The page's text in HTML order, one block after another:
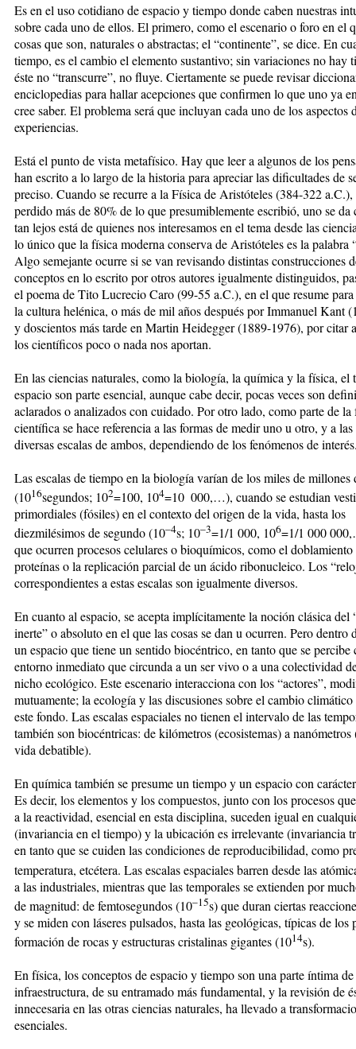
Es en el uso cotidiano de espacio y tiempo donde caben nuestras
sobre cada uno de ellos. El primero, como el escenario o foro en el
cosas que son, naturales o abstractas; el “continente”, se dice. En
tiempo, es el cambio el elemento sustantivo; sin variaciones no hay
éste no “transcurre”, no fluye. Ciertamente se puede revisar
enciclopedias para hallar acepciones que confirmen lo que uno ya
cree saber. El problema será que incluyan cada uno de los aspectos
experiencias.
Está el punto de vista metafísico. Hay que leer a algunos de los
han escrito a lo largo de la historia para apreciar las dificultades de
preciso. Cuando se recurre a la Física de Aristóteles (384-322 a.C.),
perdido más de 80% de lo que presumiblemente escribió, uno se da
tan lejos está de quienes nos interesamos en el tema desde las
lo único que la física moderna conserva de Aristóteles es la palabra
Algo semejante ocurre si se van revisando distintas construcciones
conceptos en lo escrito por otros autores igualmente distinguidos,
el poema de Tito Lucrecio Caro (99-55 a.C.), en el que resume
la cultura helénica, o más de mil años después por Immanuel Kant
y doscientos más tarde en Martin Heidegger (1889-1976), por citar
los científicos poco o nada nos aportan.
En las ciencias naturales, como la biología, la química y la física, el
espacio son parte esencial, aunque cabe decir, pocas veces son
aclarados o analizados con cuidado. Por otro lado, como parte de
científica se hace referencia a las formas de medir uno u otro, y a
diversas escalas de ambos, dependiendo de los fenómenos de
Las escalas de tiempo en la biología varían de los miles de millones
(1016segundos; 102=100, 104=10 000,…), cuando se estudian
primordiales (fósiles) en el contexto del origen de la vida, hasta los
diezmilésimos de segundo (10–4s; 10–3=1/1 000, 106=1/1 000
que ocurren procesos celulares o bioquímicos, como el doblamiento
proteínas o la replicación parcial de un ácido ribonucleico. Los
correspondientes a estas escalas son igualmente diversos.
En cuanto al espacio, se acepta implícitamente la noción clásica del
inerte” o absoluto en el que las cosas se dan u ocurren. Pero dentro
un espacio que tiene un sentido biocéntrico, en tanto que se percibe
entorno inmediato que circunda a un ser vivo o a una colectividad
nicho ecológico. Este escenario interacciona con los “actores”,
mutuamente; la ecología y las discusiones sobre el cambio
este fondo. Las escalas espaciales no tienen el intervalo de las
también son biocéntricas: de kilómetros (ecosistemas) a
vida debatible).
En química también se presume un tiempo y un espacio con
Es decir, los elementos y los compuestos, junto con los procesos
a la reactividad, esencial en esta disciplina, suceden igual en
(invariancia en el tiempo) y la ubicación es irrelevante (invariancia
en tanto que se cuiden las condiciones de reproducibilidad, como
temperatura, etcétera. Las escalas espaciales barren desde las
a las industriales, mientras que las temporales se extienden por
de magnitud: de femtosegundos (10–15s) que duran ciertas
y se miden con láseres pulsados, hasta las geológicas, típicas de los
formación de rocas y estructuras cristalinas gigantes (1014s).
En física, los conceptos de espacio y tiempo son una parte íntima
infraestructura, de su entramado más fundamental, y la revisión de
innecesaria en las otras ciencias naturales, ha llevado a
esenciales.